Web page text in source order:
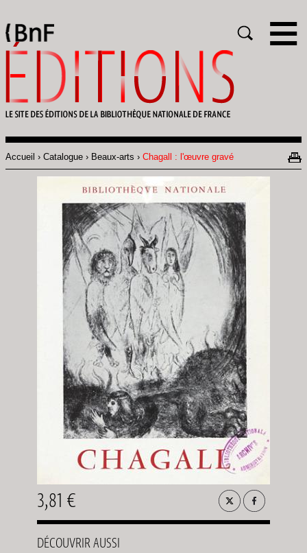
Fil
d'Ariane
Accueil Catalogue Beaux-arts Chagall : l'œuvre gravé
3,81 €
DÉCOUVRIR AUSSI